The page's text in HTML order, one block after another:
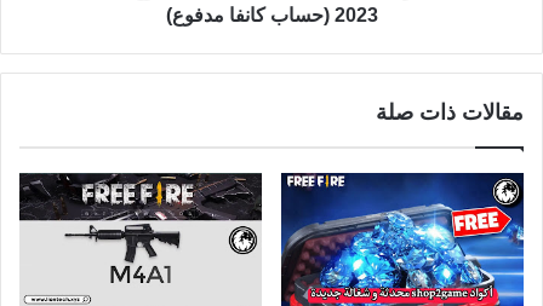
2023 (حساب كانفا مدفوع)
مقالات ذات صلة